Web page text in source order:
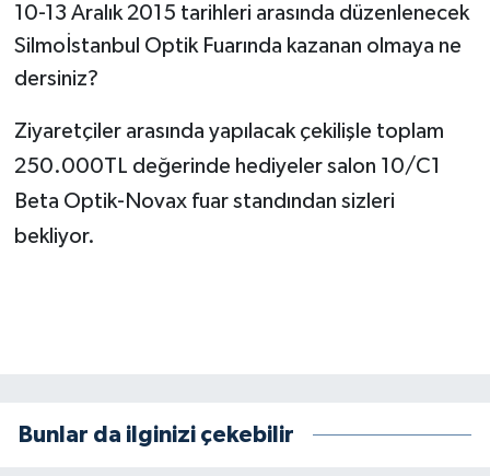
10-13 Aralık 2015 tarihleri arasında düzenlenecek
Silmoİstanbul Optik Fuarında kazanan olmaya ne
dersiniz?
Ziyaretçiler arasında yapılacak çekilişle toplam
250.000TL değerinde hediyeler salon 10/C1
Beta Optik-Novax fuar standından sizleri
bekliyor.
Bunlar da ilginizi çekebilir